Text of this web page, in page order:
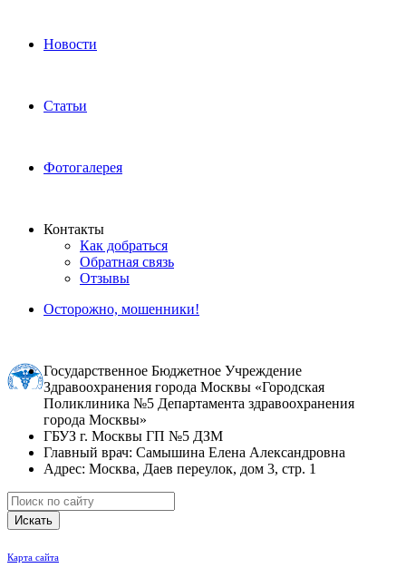
Новости
Статьи
Фотогалерея
Контакты
Как добраться
Обратная связь
Отзывы
Осторожно, мошенники!
Государственное Бюджетное Учреждение
Здравоохранения города Москвы «Городская
Поликлиника №5 Департамента здравоохранения
города Москвы»
ГБУЗ г. Москвы ГП №5 ДЗМ
Главный врач: Самышина Елена Александровна
Адрес: Москва, Даев переулок, дом 3, стр. 1
Искать
Карта сайта